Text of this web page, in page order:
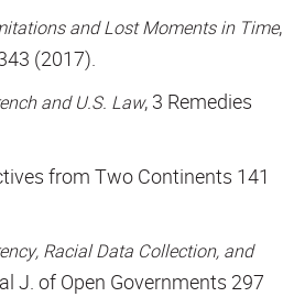
and Lost Moments in Time,
(2017).
and U.S. Law, 3 Remedies
from Two Continents 141
Racial Data Collection, and
J. of Open Governments 297